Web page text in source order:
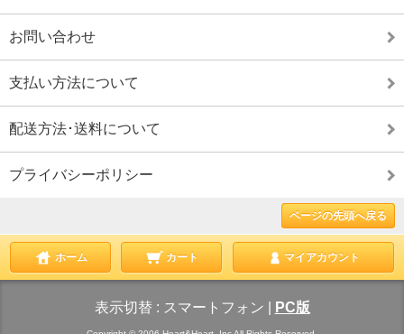
お問い合わせ
支払い方法について
配送方法･送料について
プライバシーポリシー
ページの先頭へ戻る
ホーム カート マイアカウント
表示切替 : スマートフォン PC版